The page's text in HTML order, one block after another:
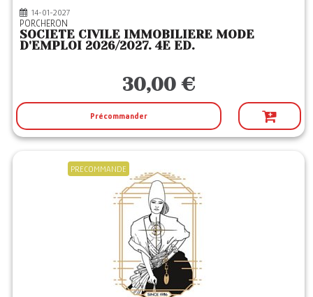
14-01-2027
PORCHERON
SOCIETE CIVILE IMMOBILIERE MODE
D'EMPLOI 2026/2027. 4E ED.
30,00 €
Précommander
PRECOMMANDE